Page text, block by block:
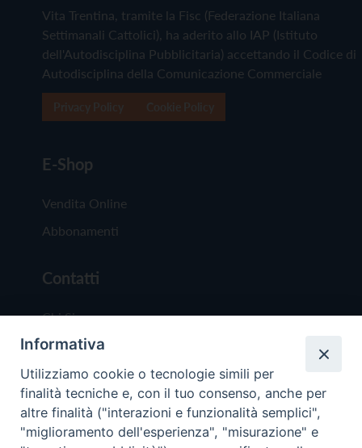
Vita Trentina, tramite la Fisc (Federazione Italiana
Settimanali Cattolici), ha aderito allo IAP (Istituto
dell'Autodisciplina Pubblicitaria) accettando il Codice di
Autodisciplina della Comunicazione Commerciale
E-Shop
Vendita Online
Abbonamenti
Contatti
Chi Siamo
Redazione
Scrivici
Informativa
Utilizziamo cookie o tecnologie simili per
finalità tecniche e, con il tuo consenso, anche per
altre finalità ("interazioni e funzionalità semplici",
"miglioramento dell'esperienza", "misurazione" e